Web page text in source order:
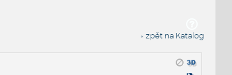
« zpět na Katalog